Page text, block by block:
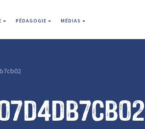
PÉDAGOGIE MÉDIAS